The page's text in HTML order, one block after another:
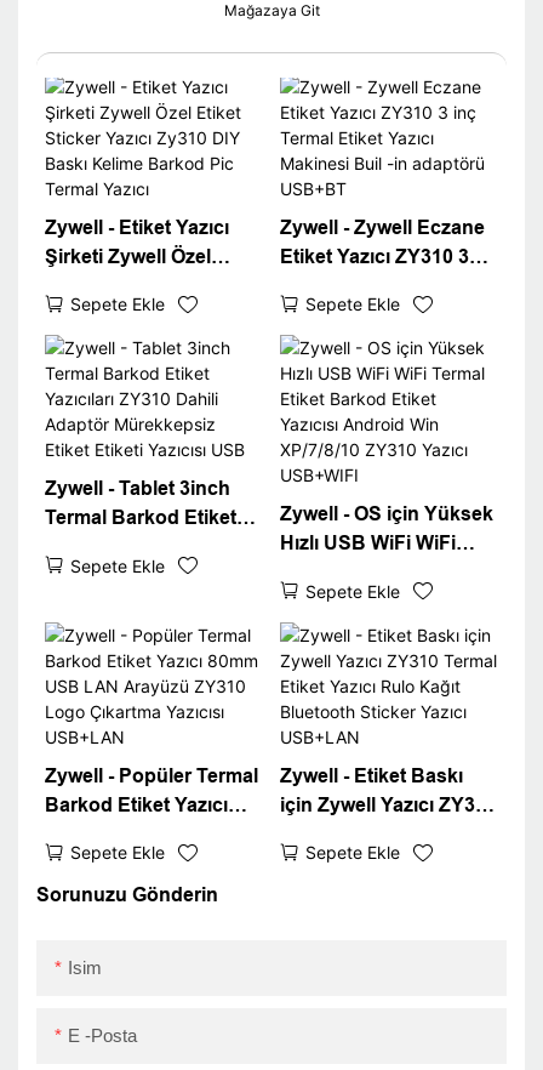
Mağazaya Git
Zywell - Etiket Yazıcı
Şirketi Zywell Özel
Zy310 DIY Baskı Kelime
Barkod Pic Termal
Yazıcı
Sepete Ekle
Zywell - Zywell Eczane
Etiket Yazıcı ZY310 3
Makinesi Buil -in
adaptörü USB+BT
Sepete Ekle
Zywell - Tablet 3inch
Termal Barkod Etiket
Adaptör Mürekkepsiz
USB
Sepete Ekle
Zywell - OS için Yüksek
Hızlı USB WiFi WiFi
Etiket Yazıcısı Android
Win XP/7/8/10 ZY310
Yazıcı USB+WIFI
Sepete Ekle
Zywell - Popüler Termal
Barkod Etiket Yazıcı
Arayüzü ZY310 Logo
Çıkartma Yazıcısı
Sepete Ekle
Zywell - Etiket Baskı
için Zywell Yazıcı ZY310
Rulo Kağıt Bluetooth
Sepete Ekle
Sorunuzu Gönderin
Isim
E -posta